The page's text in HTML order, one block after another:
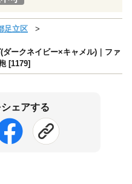
足立区
ークネイビー×キャメル)｜ファ
[1179]
ェアする